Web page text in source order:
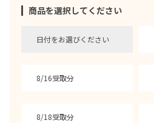
商品を選択してください
日付をお選びください
8/16受取分
8/18受取分